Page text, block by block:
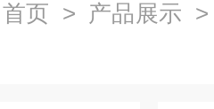
首页 > 产品展示